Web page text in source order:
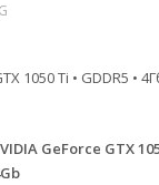
1050 Ti • GDDR5 •
GeForce GTX